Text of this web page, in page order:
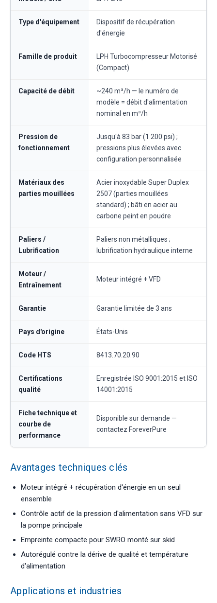
Type d'équipement
Dispositif de récupération
d'énergie
Famille de produit
LPH Turbocompresseur Motorisé
(Compact)
Capacité de débit
~240 m³/h — le numéro de
modèle = débit d'alimentation
nominal en m³/h
Pression de
fonctionnement
Jusqu'à 83 bar (1 200 psi) ;
pressions plus élevées avec
configuration personnalisée
Matériaux des
parties mouillées
Acier inoxydable Super Duplex
2507 (parties mouillées
standard) ; bâti en acier au
carbone peint en poudre
Paliers /
Lubrification
Paliers non métalliques ;
lubrification hydraulique interne
Moteur /
Entraînement
Moteur intégré + VFD
Garantie Garantie limitée de 3 ans
Pays d'origine États-Unis
Code HTS 8413.70.20.90
Certifications
qualité
Enregistrée ISO 9001:2015 et ISO
14001:2015
Fiche technique et
courbe de
performance
Disponible sur demande —
contactez ForeverPure
Avantages techniques clés
Moteur intégré + récupération d'énergie en un seul
ensemble
Contrôle actif de la pression d'alimentation sans VFD sur
la pompe principale
Empreinte compacte pour SWRO monté sur skid
Autorégulé contre la dérive de qualité et température
d'alimentation
Applications et industries